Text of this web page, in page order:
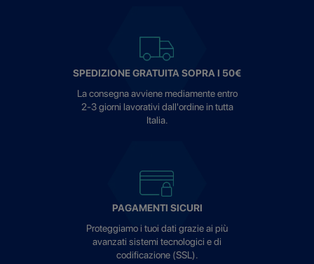
SPEDIZIONE GRATUITA SOPRA I 50€
La consegna avviene mediamente entro
2-3 giorni lavorativi dall'ordine in tutta
Italia.
PAGAMENTI SICURI
Proteggiamo i tuoi dati grazie ai più
avanzati sistemi tecnologici e di
codificazione (SSL).